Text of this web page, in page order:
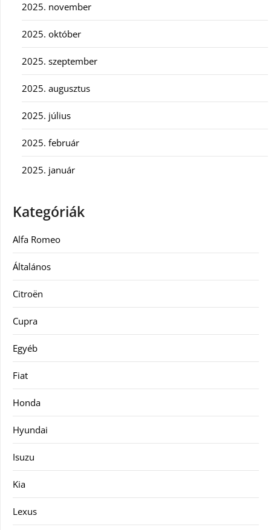
2025. november
2025. október
2025. szeptember
2025. augusztus
2025. július
2025. február
2025. január
Kategóriák
Alfa Romeo
Általános
Citroën
Cupra
Egyéb
Fiat
Honda
Hyundai
Isuzu
Kia
Lexus